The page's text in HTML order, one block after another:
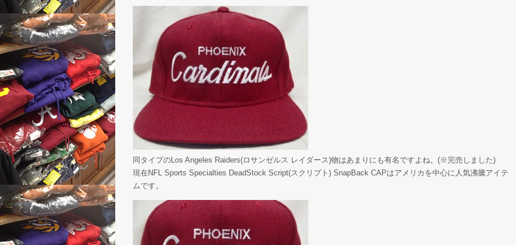
同タイプのLos Angeles Raiders(ロサンゼルス レイダース)物はあまりにも有名ですよね。(※完売しました)
現在NFL Sports Specialties DeadStock Script(スクリプト) SnapBack CAPはアメリカを中心に人気沸騰アイテ
ムです。